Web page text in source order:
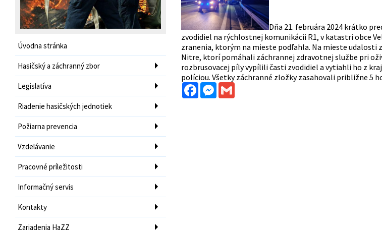
Úvodna stránka
Hasičský a záchranný zbor
Legislatíva
Riadenie hasičských jednotiek
Požiarna prevencia
Vzdelávanie
Pracovné príležitosti
Informačný servis
Kontakty
Zariadenia HaZZ
Dňa 21. februára 2024 krátko
zvodidiel na rýchlostnej komunikácii R1, v katastri obce
zranenia, ktorým na mieste podľahla. Na mieste udalosti
Nitre, ktorí pomáhali záchrannej zdravotnej službe pri
rozbrusovacej píly vypílili časti zvodidiel a vytiahli ho z
políciou. Všetky záchranné zložky zasahovali približne 5
FacebookMessenger
Gmail